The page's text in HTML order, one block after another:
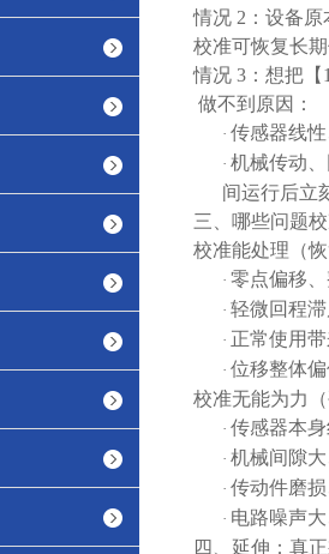
情况 2：设备原
校准可恢复长
情况 3：想把【
做不到原因：
· 传感器线
· 机械传动
间运行后立
三、哪些问题
校准能处理（
· 零点偏移
· 轻微回程
· 正常使用
· 位移整体
校准无能为力
· 传感器本
· 机械间隙
· 传动件磨
· 电路噪声
四、延伸：真